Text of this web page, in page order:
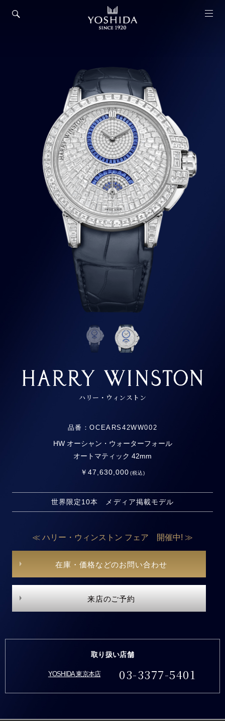
ハリー・ウィンストン
品番：OCEARS42WW002
HW オーシャン・ウォーターフォール
オートマティック 42mm
￥47,630,000(税込)
世界限定10本 メディア掲載モデル
≪ ハリー・ウィンストン フェア 開催中! ≫
在庫・価格などのお問い合わせ
来店のご予約
取り扱い店舗
YOSHIDA 東京本店 03-3377-5401